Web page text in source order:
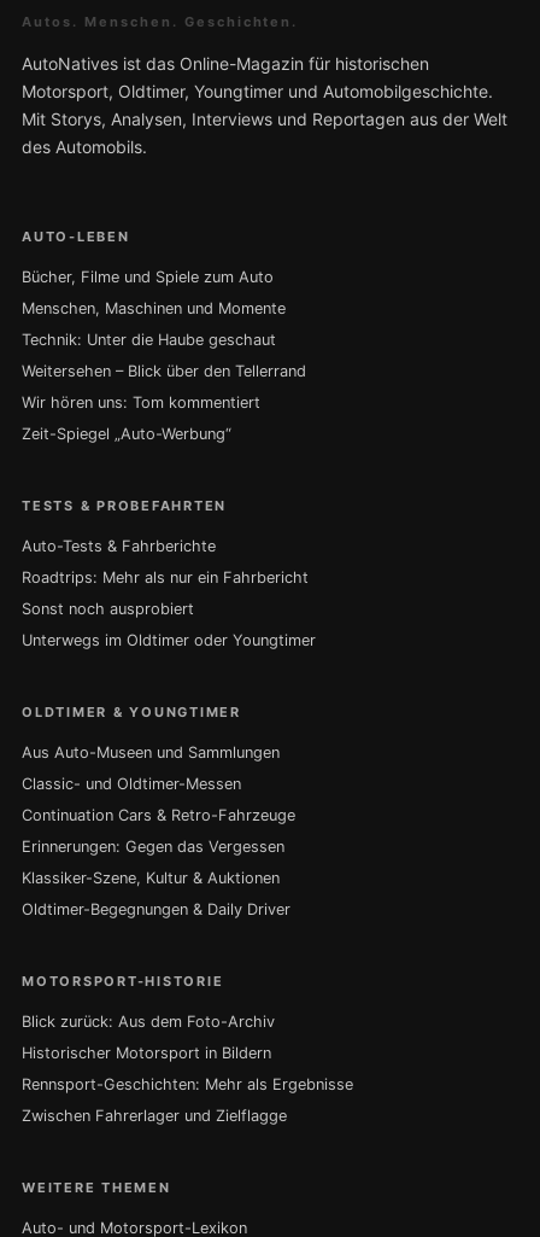
Autos. Menschen. Geschichten.
AutoNatives ist das Online-Magazin für historischen
Motorsport, Oldtimer, Youngtimer und Automobilgeschichte.
Mit Storys, Analysen, Interviews und Reportagen aus der Welt
des Automobils.
AUTO-LEBEN
Bücher, Filme und Spiele zum Auto
Menschen, Maschinen und Momente
Technik: Unter die Haube geschaut
Weitersehen – Blick über den Tellerrand
Wir hören uns: Tom kommentiert
Zeit-Spiegel „Auto-Werbung“
TESTS & PROBEFAHRTEN
Auto-Tests & Fahrberichte
Roadtrips: Mehr als nur ein Fahrbericht
Sonst noch ausprobiert
Unterwegs im Oldtimer oder Youngtimer
OLDTIMER & YOUNGTIMER
Aus Auto-Museen und Sammlungen
Classic- und Oldtimer-Messen
Continuation Cars & Retro-Fahrzeuge
Erinnerungen: Gegen das Vergessen
Klassiker-Szene, Kultur & Auktionen
Oldtimer-Begegnungen & Daily Driver
MOTORSPORT-HISTORIE
Blick zurück: Aus dem Foto-Archiv
Historischer Motorsport in Bildern
Rennsport-Geschichten: Mehr als Ergebnisse
Zwischen Fahrerlager und Zielflagge
WEITERE THEMEN
Auto- und Motorsport-Lexikon